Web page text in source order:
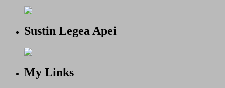
Sustin Legea Apei
My Links